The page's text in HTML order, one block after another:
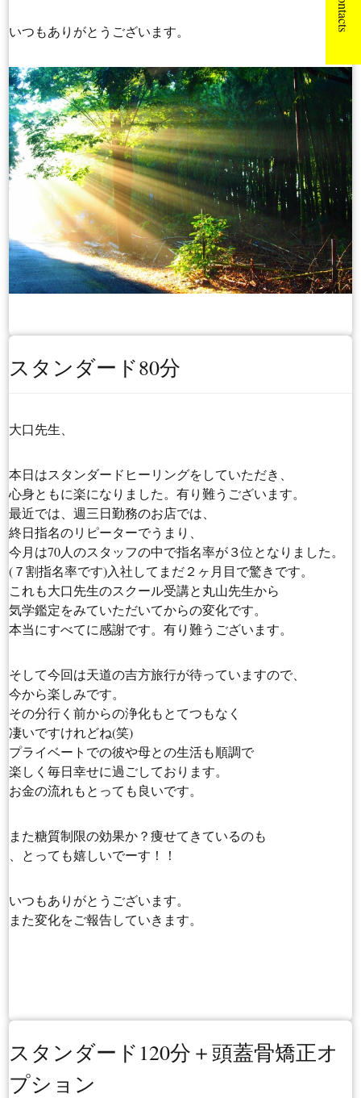
Contacts
いつもありがとうございます。
スタンダード80分
大口先生、
本日はスタンダードヒーリングをしていただき、
心身ともに楽になりました。有り難うございます。
最近では、週三日勤務のお店では、
終日指名のリピーターでうまり、
今月は70人のスタッフの中で指名率が３位となりました。
(７割指名率です)入社してまだ２ヶ月目で驚きです。
これも大口先生のスクール受講と丸山先生から
気学鑑定をみていただいてからの変化です。
本当にすべてに感謝です。有り難うございます。
そして今回は天道の吉方旅行が待っていますので、
今から楽しみです。
その分行く前からの浄化もとてつもなく
凄いですけれどね(笑)
プライベートでの彼や母との生活も順調で
楽しく毎日幸せに過ごしております。
お金の流れもとっても良いです。
また糖質制限の効果か？痩せてきているのも
、とっても嬉しいでーす！！
いつもありがとうございます。
また変化をご報告していきます。
スタンダード120分＋頭蓋骨矯正オ
プション